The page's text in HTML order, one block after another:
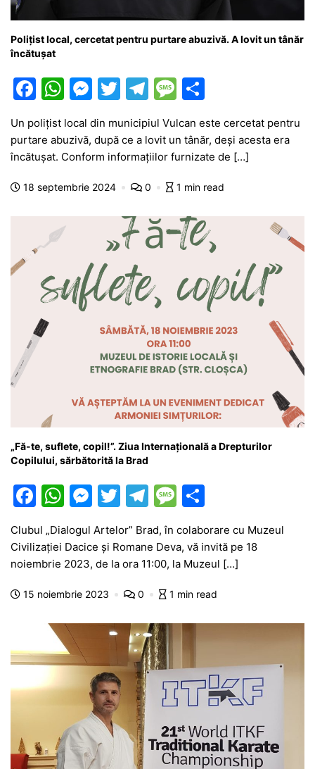
Polițist local, cercetat pentru purtare abuzivă. A lovit un tânăr
încătușat
F
a
c
e
b
o
k
W
at
s
A
p
p
M
e
s
s
e
er
T
w
itt
er
T
el
e
gr
a
m
M
s
s
a
e
ta
je
a
z
ă
Un polițist local din municipiul Vulcan este cercetat pentru
purtare abuzivă, după ce a lovit un tânăr, deși acesta era
încătușat. Conform informațiilor furnizate de […]
18 septembrie 2024 0 1 min read
„Fă-te, suflete, copil!”. Ziua Internațională a Drepturilor
Copilului, sărbătorită la Brad
F
c
e
b
o
o
k
W
at
s
A
p
p
M
s
s
e
g
T
itt
er
T
el
e
gr
a
m
M
s
s
a
e
ta
je
a
z
ă
Clubul „Dialogul Artelor” Brad, în colaborare cu Muzeul
Civilizației Dacice și Romane Deva, vă invită pe 18
noiembrie 2023, de la ora 11:00, la Muzeul […]
15 noiembrie 2023 0 1 min read